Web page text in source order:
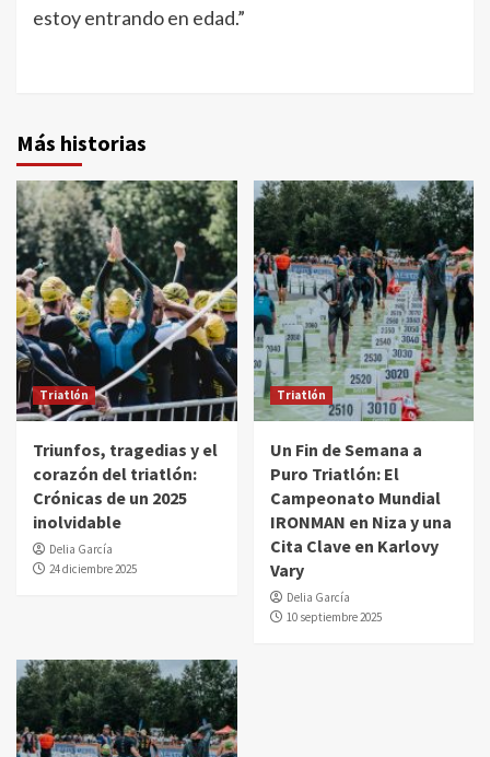
estoy entrando en edad.”
Más historias
Triatlón
Triunfos, tragedias y el
corazón del triatlón:
Crónicas de un 2025
inolvidable
Delia García
24 diciembre 2025
Triatlón
Un Fin de Semana a
Puro Triatlón: El
Campeonato Mundial
IRONMAN en Niza y una
Cita Clave en Karlovy
Vary
Delia García
10 septiembre 2025